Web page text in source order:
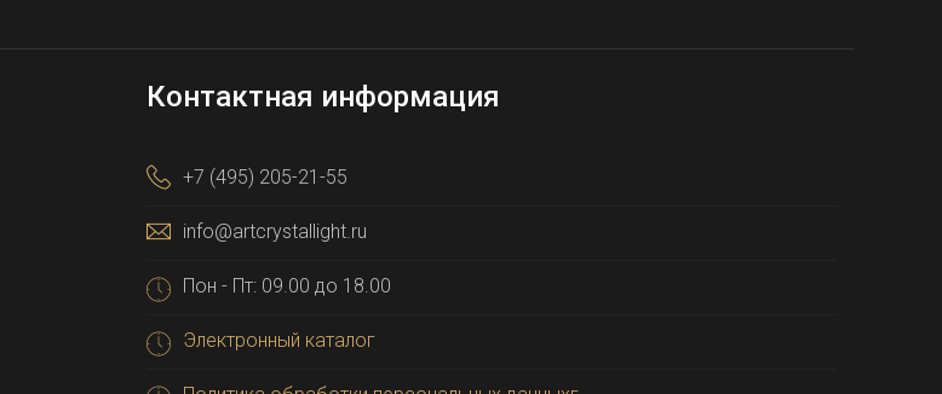
Контактная информация
+7 (495) 205-21-55
info@artcrystallight.ru
Пон - Пт: 09.00 до 18.00
Электронный каталог